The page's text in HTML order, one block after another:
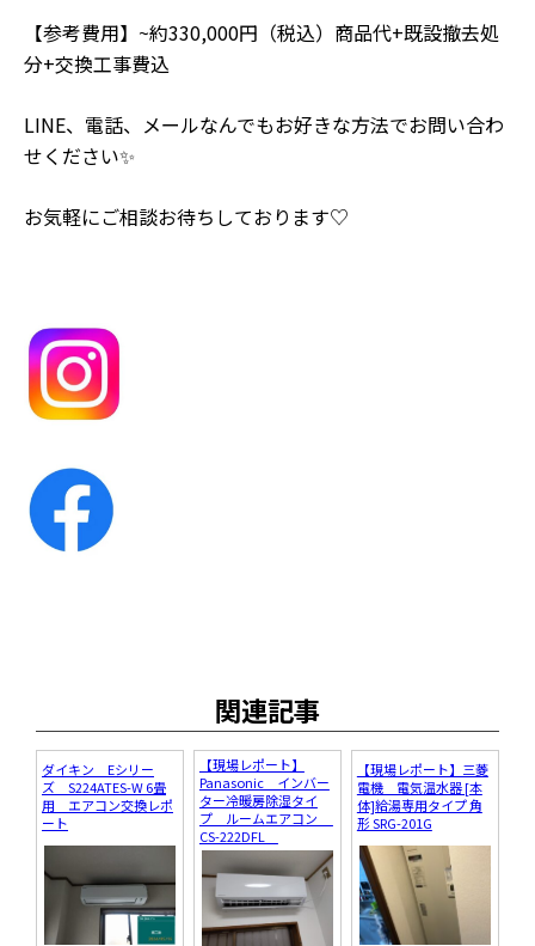
【参考費用】~約330,000円（税込）商品代+既設撤去処
分+交換工事費込
LINE、電話、メールなんでもお好きな方法でお問い合わ
せください✨
お気軽にご相談お待ちしております♡
関連記事
ダイキン Eシリー
ズ S224ATES-W 6畳
用 エアコン交換レポ
ート
【現場レポート】
Panasonic インバー
ター冷暖房除湿タイ
プ ルームエアコン
CS-222DFL
【現場レポート】三菱
電機 電気温水器 [本
体]給湯専用タイプ 角
形 SRG-201G